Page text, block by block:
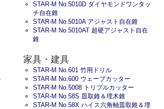
STAR-M No.5010D ダイヤモンドワンタッ
チ自在錐
STAR-M No.5010A アジャスト自在錐
STAR-M No.5010AT 超硬アジャスト自在
錐
家具・建具
STAR-M No.601 竹用ドリル
STAR-M No.600 ウェーブカッター
STAR-M No.5008 トリプルカッター
STAR-M No.58S 皿取錐＆埋木錐
STAR-M No.58X ハイス六角軸皿取錐＆埋